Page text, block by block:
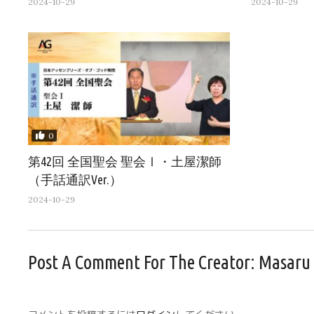
0
第42回 全国聖会 聖会Ⅰ・土屋潔師
（手話通訳Ver.）
2024-10-29
Post A Comment For The Creator: Masaru